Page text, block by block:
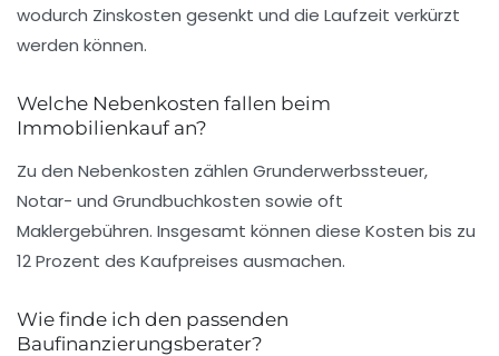
wodurch Zinskosten gesenkt und die Laufzeit verkürzt
werden können.
Welche Nebenkosten fallen beim
Immobilienkauf an?
Zu den Nebenkosten zählen Grunderwerbssteuer,
Notar- und Grundbuchkosten sowie oft
Maklergebühren. Insgesamt können diese Kosten bis zu
12 Prozent des Kaufpreises ausmachen.
Wie finde ich den passenden
Baufinanzierungsberater?